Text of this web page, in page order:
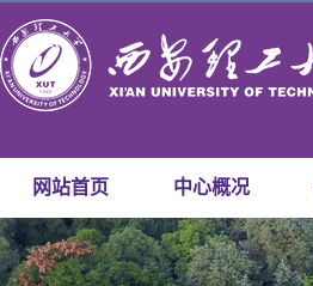
网站首页 中心概况